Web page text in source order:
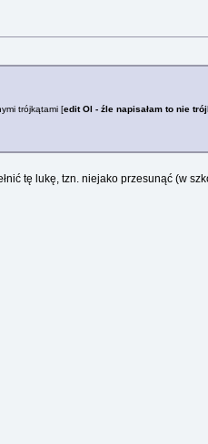
trójkątami [edit Ol - źle napisałam to nie
tę lukę, tzn. niejako przesunąć (w